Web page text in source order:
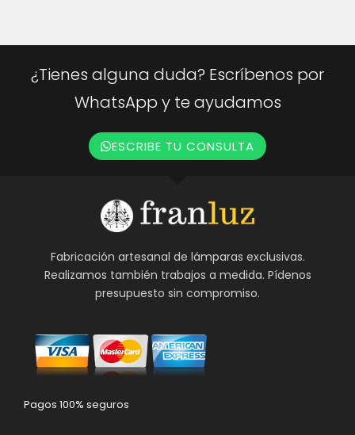
¿Tienes alguna duda? Escríbenos por
WhatsApp y te ayudamos
ESCRIBE TU CONSULTA
Fabricación artesanal de lámparas exclusivas.
Realizamos también trabajos a medida. Pídenos
presupuesto sin compromiso.
Pagos 100% seguros